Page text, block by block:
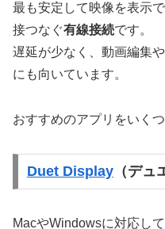
最も安定して映像を表示
接つなぐ有線接続です。
遅延が少なく、動画編集
にも向いています。
おすすめのアプリをいく
Duet Display（デュ
MacやWindowsに対応し